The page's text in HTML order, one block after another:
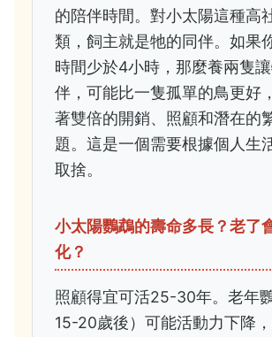
的陪伴時間。對小太陽這種高
類，飼主就是牠的同伴。如果
時間少於4小時，那麼養兩隻
伴，可能比一隻孤單的鳥更好
著雙倍的開銷、照顧和潛在的
題。這是一個需要根據個人生
取捨。
小太陽鸚鵡的壽命多長？老了
化？
照顧得宜可活25-30年。老年
15-20歲後）可能活動力下降